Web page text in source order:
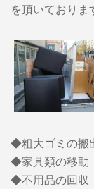
を頂いておりま
◆粗大ゴミの搬
◆家具類の移動
◆不用品の回収